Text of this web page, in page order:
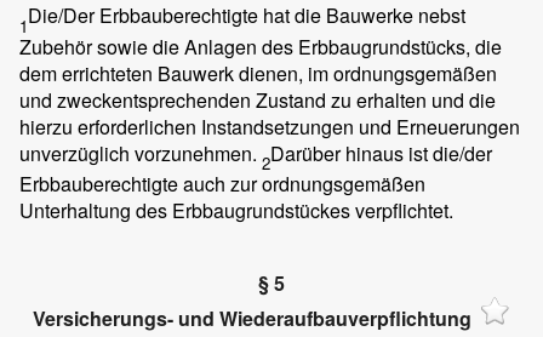
1Die/Der Erbbauberechtigte hat die Bauwerke nebst
Zubehör sowie die Anlagen des Erbbaugrundstücks, die
dem errichteten Bauwerk dienen, im ordnungsgemäßen
und zweckentsprechenden Zustand zu erhalten und die
hierzu erforderlichen Instandsetzungen und Erneuerungen
unverzüglich vorzunehmen. 2Darüber hinaus ist die/der
Erbbauberechtigte auch zur ordnungsgemäßen
Unterhaltung des Erbbaugrundstückes verpflichtet.
§ 5
Versicherungs- und Wiederaufbauverpflichtung